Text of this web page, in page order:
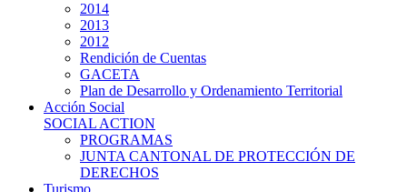
2014
2013
2012
Rendición de Cuentas
GACETA
Plan de Desarrollo y Ordenamiento Territorial
Acción Social
SOCIAL ACTION
PROGRAMAS
JUNTA CANTONAL DE PROTECCIÓN DE
DERECHOS
Turismo